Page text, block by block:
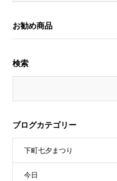
お勧め商品
検索
ブログカテゴリー
下町七夕まつり
今日